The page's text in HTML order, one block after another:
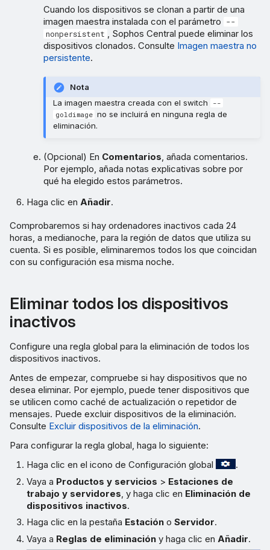
Cuando los dispositivos se clonan a partir de una
imagen maestra instalada con el parámetro
--
nonpersistent , Sophos Central puede eliminar los
dispositivos clonados. Consulte Imagen maestra no
persistente.
Nota
La imagen maestra creada con el switch
--
goldimage no se incluirá en ninguna regla de
eliminación.
(Opcional) En Comentarios, añada comentarios.
Por ejemplo, añada notas explicativas sobre por
qué ha elegido estos parámetros.
Haga clic enAñadir.
Comprobaremos si hay ordenadores inactivos cada 24
horas, a medianoche, para la región de datos que utiliza su
cuenta. Si es posible, eliminaremos todos los que coincidan
con su configuración esa misma noche.
Eliminar todos los dispositivos
inactivos
Configure una regla global para la eliminación de todos los
dispositivos inactivos.
Antes de empezar, compruebe si hay dispositivos que no
desea eliminar. Por ejemplo, puede tener dispositivos que
se utilicen como caché de actualización o repetidor de
mensajes. Puede excluir dispositivos de la eliminación.
Consulte Excluir dispositivos de la eliminación.
Para configurar la regla global, haga lo siguiente:
Haga clic en el icono de Configuración global
.
Vaya a Productos y servicios > Estaciones de
trabajo y servidores , y haga clic en Eliminación de
dispositivos inactivos.
Haga clic en la pestaña Estación oServidor.
Vaya a Reglas de eliminación y haga clic en Añadir.